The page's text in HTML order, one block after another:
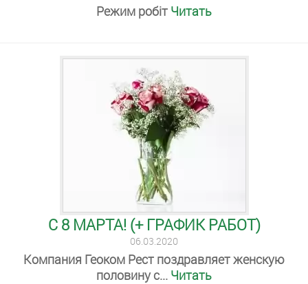
Режим робіт Читать
С 8 МАРТА! (+ ГРАФИК РАБОТ)
06.03.2020
Компания Геоком Рест поздравляет женскую
половину с... Читать